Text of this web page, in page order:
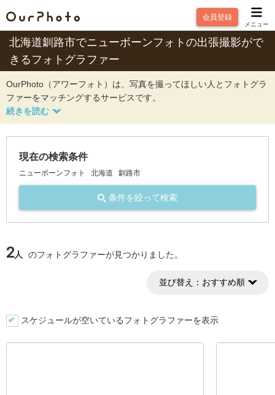
会員登録
メニュー
北海道釧路市でニューボーンフォトの出張撮影がで
きるフォトグラファー
OurPhoto（アワーフォト）は、写真を撮ってほしい人とフォトグラ
ファーをマッチングするサービスです。
現在の検索条件
ニューボーンフォト 北海道 釧路市
条件を絞って検索
2人 のフォトグラファーが見つかりました。
並び替え： おすすめ順
スケジュールが空いているフォトグラファーを表示